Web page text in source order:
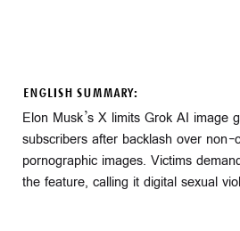
ENGLISH SUMMARY:
Elon Musk’s X limits Grok AI image
subscribers after backlash over non-
pornographic images. Victims
the feature, calling it digital sexual